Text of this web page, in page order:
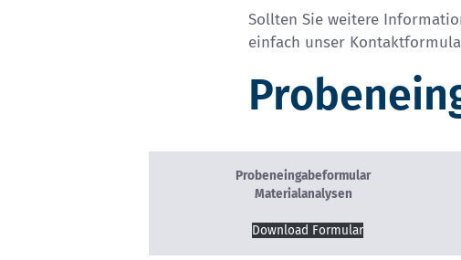
Sollten Sie weitere
einfach unser
Probeneingabeformular
Materialanalysen
Download Formular